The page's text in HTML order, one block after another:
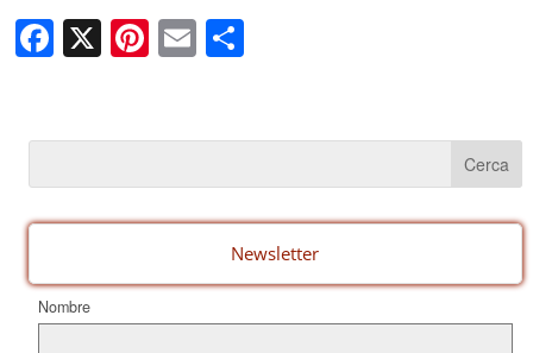
F
a
e
b
o
k
X Pi
nt
e
st
E
m
C
p
ar
te
ix
Newsletter
Nombre